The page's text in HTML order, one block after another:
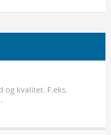
og kvalitet. F.eks.